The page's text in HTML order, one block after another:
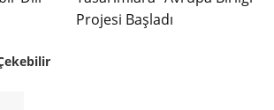
Projesi Başladı